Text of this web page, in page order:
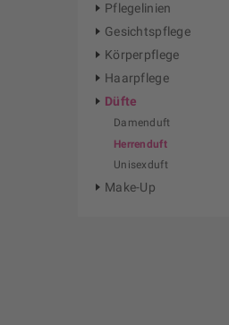
Pflegelinien
Gesichtspflege
Körperpflege
Haarpflege
Düfte
Damenduft
Herrenduft
Unisexduft
Make-Up